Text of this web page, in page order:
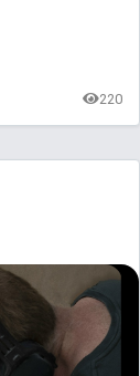
220